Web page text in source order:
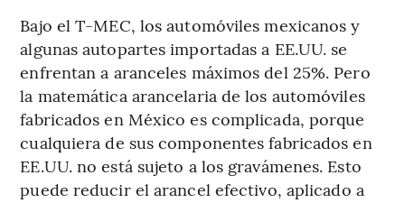
Bajo el T-MEC, los automóviles mexicanos y
algunas autopartes importadas a EE.UU. se
enfrentan a aranceles máximos del 25%. Pero
la matemática arancelaria de los automóviles
fabricados en México es complicada, porque
cualquiera de sus componentes fabricados en
EE.UU. no está sujeto a los gravámenes. Esto
puede reducir el arancel efectivo, aplicado a